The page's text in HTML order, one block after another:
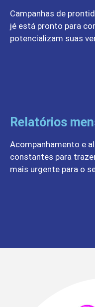
Campanhas de
jé está pronto para
potencializam suas
Relatórios
Acompanhamento e
constantes para
mais urgente para o